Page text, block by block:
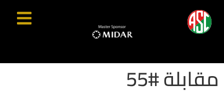
مقابلة #55